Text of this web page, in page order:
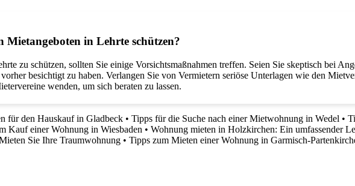
in Lehrte schützen?
zu schützen, sollten Sie einige Vorsichtsmaßnahmen treffen. Seien Sie skeptisch bei
besichtigt zu haben. Verlangen Sie von Vermietern seriöse Unterlagen wie den
wenden, um sich beraten zu lassen.
für den Hauskauf in Gladbeck • Tipps für die Suche nach einer Mietwohnung in Wedel •
Kauf einer Wohnung in Wiesbaden • Wohnung mieten in Holzkirchen: Ein umfassender
Sie Ihre Traumwohnung • Tipps zum Mieten einer Wohnung in Garmisch-